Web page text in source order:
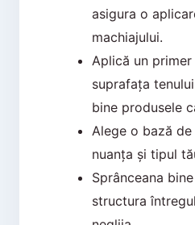
asigura o
machiajului.
Aplică un
suprafața
bine produsele
Alege o bază
nuanța și tipul
Sprânceana
structura